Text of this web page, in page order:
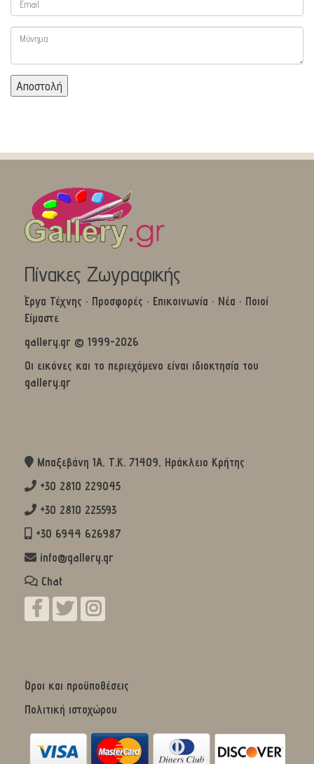
Αποστολή
Πίνακες Ζωγραφικής
Έργα Τέχνης · Προσφορές · Επικοινωνία · Νέα · Ποιοί
Είμαστε
gallery.gr © 1999-2026
Οι εικόνες και το περιεχόμενο είναι ιδιοκτησία του
gallery.gr
Μπαξεβάνη 1Α, Τ.Κ. 71409, Ηράκλειο Κρήτης
+30 2810 229045
+30 2810 225593
+30 6944 626987
info@gallery.gr
Chat
Όροι και προϋποθέσεις
Πολιτική ιστοχώρου